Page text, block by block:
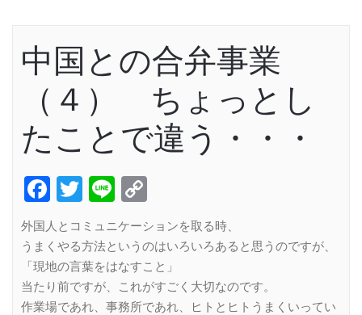
中国との合弁事業
（４） ちょっとし
たことで違う・・・
Facebook
Twitter
Line
Link
外国人とコミュニケーションを取る時、
うまくやる方法というのはいろいろあると思うのですが、
「現地の言葉をはなすこと」
当たり前ですが、これがすごく大切なのです。
作業場であれ、事務所であれ、ヒトとヒトうまくいってい